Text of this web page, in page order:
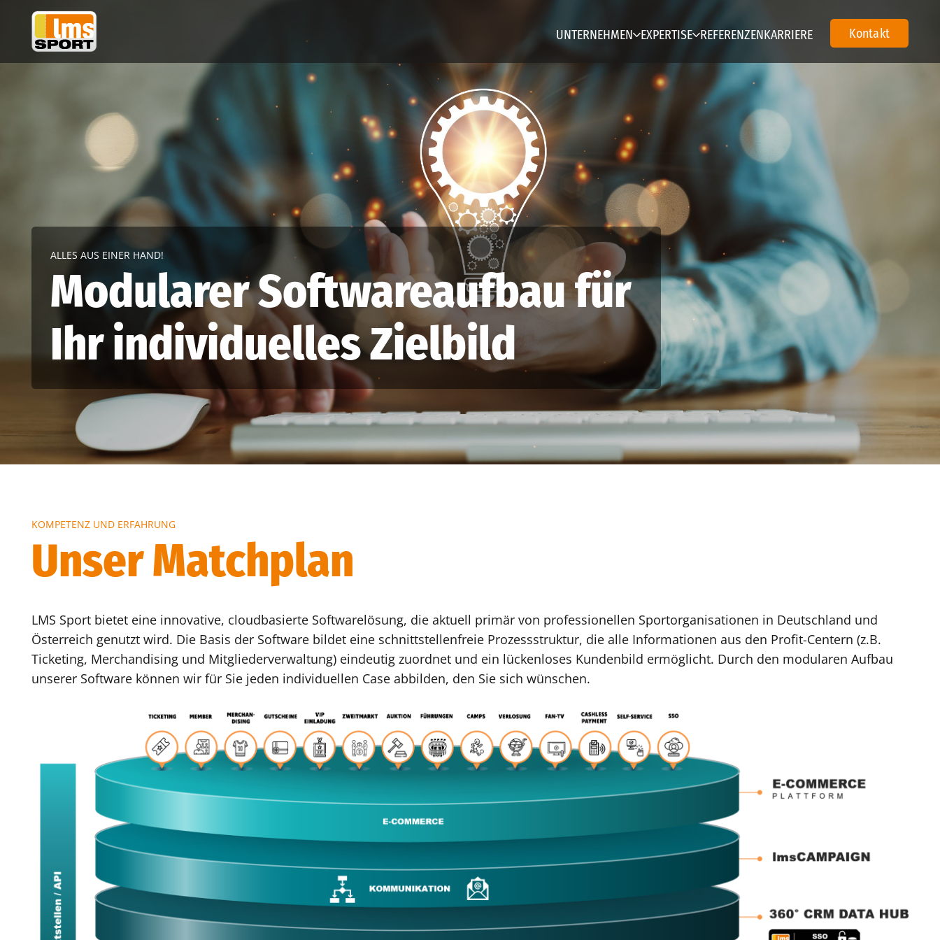
UNTERNEHMEN EXPERTISE REFERENZENKARRIERE Kontakt
ALLES AUS EINER HAND!
Modularer Softwareaufbau für
Ihr individuelles Zielbild
KOMPETENZ UND ERFAHRUNG
Unser Matchplan
LMS Sport bietet eine innovative, cloudbasierte Softwarelösung, die aktuell primär von professionellen Sportorganisationen in Deutschland und
Österreich genutzt wird. Die Basis der Software bildet eine schnittstellenfreie Prozessstruktur, die alle Informationen aus den Profit-Centern (z.B.
Ticketing, Merchandising und Mitgliederverwaltung) eindeutig zuordnet und ein lückenloses Kundenbild ermöglicht. Durch den modularen Aufbau
unserer Software können wir für Sie jeden individuellen Case abbilden, den Sie sich wünschen.